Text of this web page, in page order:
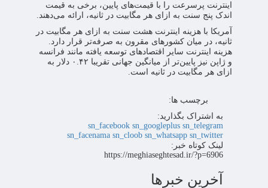
اینترنت پرسرعت را با قیمت‌های پایین، برخی به قیمت
اندک پنج سنت به ازای هر مگابیت در ثانیه، ارائه می‌دهند.
آمریکا با هزینه اینترنت هشت سنت به ازای هر مگابیت در
ثانیه، در میان کشورهای مقرون به صرفه‌تر قرار دارد.
هزینه اینترنت سایر اقتصادهای توسعه یافته مانند فرانسه
و ژاپن نیز پایین‌تر از میانگین جهانی تقریبا ۰.۴۲ دلار به
ازای هر مگابیت در ثانیه است.
برچسب ها:
به اشتراک بگذارید:
sn_facebook sn_googleplus sn_telegram
sn_facenama sn_cloob sn_whatsapp sn_twitter
لینک کوتاه خبر:
https://meghiaseghtesad.ir/?p=6906
آخرین خبرها